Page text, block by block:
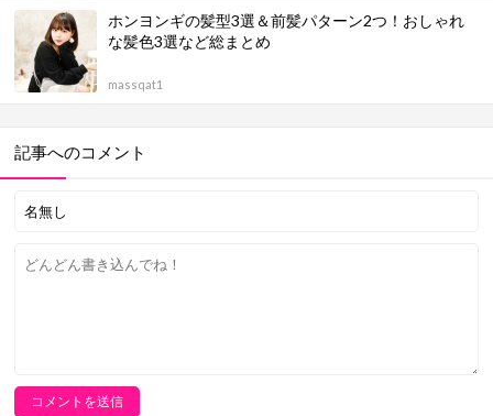
ホンヨンギの髪型3選＆前髪パターン2つ！おしゃれ
な髪色3選など総まとめ
massqat1
記事へのコメント